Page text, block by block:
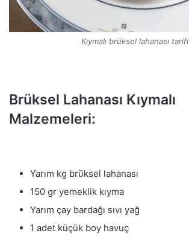
Kıymalı brüksel lahanası tarifi
Brüksel Lahanası Kıymalı
Malzemeleri:
Yarım kg brüksel lahanası
150 gr yemeklik kıyma
Yarım çay bardağı sıvı yağ
1 adet küçük boy havuç